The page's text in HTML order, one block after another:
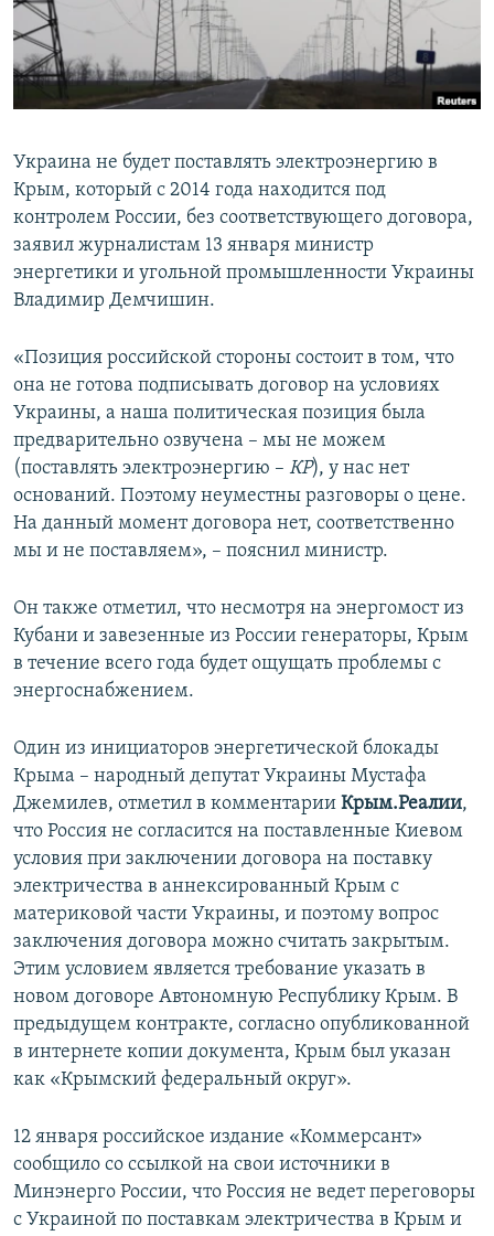
ПОБЕДИТЕЛЕЙ НЕ СУДЯТ?
КРЫМ.НЕПОКОРЕННЫЙ
ELIFBE
ПРИСОЕДИНЯЙТЕСЬ!
Все сайты RFE/RL
Украина не будет поставлять электроэнергию в
Крым, который с 2014 года находится под
контролем России, без соответствующего договора,
заявил журналистам 13 января министр
энергетики и угольной промышленности Украины
Владимир Демчишин.
«Позиция российской стороны состоит в том, что
она не готова подписывать договор на условиях
Украины, а наша политическая позиция была
предварительно озвучена – мы не можем
(поставлять электроэнергию – КР), у нас нет
оснований. Поэтому неуместны разговоры о цене.
На данный момент договора нет, соответственно
мы и не поставляем», – пояснил министр.
Он также отметил, что несмотря на энергомост из
Кубани и завезенные из России генераторы, Крым
в течение всего года будет ощущать проблемы с
энергоснабжением.
Один из инициаторов энергетической блокады
Крыма – народный депутат Украины Мустафа
Джемилев, отметил в комментарии Крым.Реалии,
что Россия не согласится на поставленные Киевом
условия при заключении договора на поставку
электричества в аннексированный Крым с
материковой части Украины, и поэтому вопрос
заключения договора можно считать закрытым.
Этим условием является требование указать в
новом договоре Автономную Республику Крым. В
предыдущем контракте, согласно опубликованной
в интернете копии документа, Крым был указан
как «Крымский федеральный округ».
12 января российское издание «Коммерсант»
сообщило со ссылкой на свои источники в
Минэнерго России, что Россия не ведет переговоры
с Украиной по поставкам электричества в Крым и